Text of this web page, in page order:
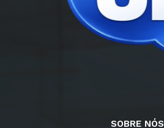
SOBRE NÓS